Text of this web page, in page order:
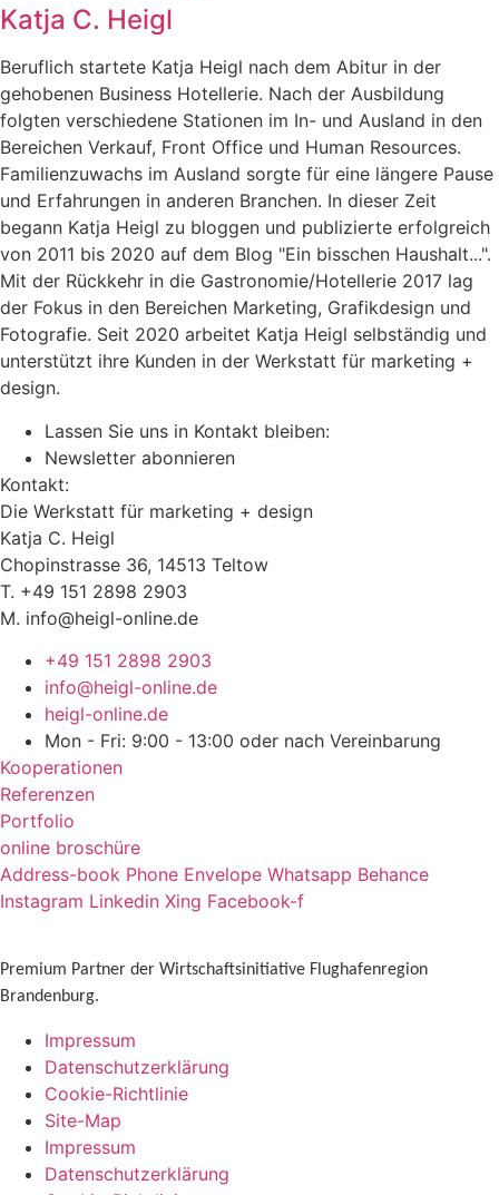
Katja C. Heigl
Beruflich startete Katja Heigl nach dem Abitur in der
gehobenen Business Hotellerie. Nach der Ausbildung
folgten verschiedene Stationen im In- und Ausland in den
Bereichen Verkauf, Front Office und Human Resources.
Familienzuwachs im Ausland sorgte für eine längere Pause
und Erfahrungen in anderen Branchen. In dieser Zeit
begann Katja Heigl zu bloggen und publizierte erfolgreich
von 2011 bis 2020 auf dem Blog "Ein bisschen Haushalt...".
Mit der Rückkehr in die Gastronomie/Hotellerie 2017 lag
der Fokus in den Bereichen Marketing, Grafikdesign und
Fotografie. Seit 2020 arbeitet Katja Heigl selbständig und
unterstützt ihre Kunden in der Werkstatt für marketing +
design.
Lassen Sie uns in Kontakt bleiben:
Newsletter abonnieren
Kontakt:
Die Werkstatt für marketing + design
Katja C. Heigl
Chopinstrasse 36, 14513 Teltow
T. +49 151 2898 2903
M. info@heigl-online.de
+49 151 2898 2903
info@heigl-online.de
heigl-online.de
Mon - Fri: 9:00 - 13:00 oder nach Vereinbarung
Kooperationen
Referenzen
Portfolio
online broschüre
Address-book Phone Envelope Whatsapp Behance
Instagram Linkedin Xing Facebook-f
Premium Partner der Wirtschaftsinitiative Flughafenregion
Brandenburg.
Impressum
Datenschutzerklärung
Cookie-Richtlinie
Site-Map
Impressum
Datenschutzerklärung